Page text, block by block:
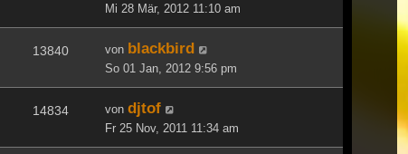
Mi 28 Mär, 2012 11:10 am
13840 von blackbird
So 01 Jan, 2012 9:56 pm
14834 von djtof
Fr 25 Nov, 2011 11:34 am